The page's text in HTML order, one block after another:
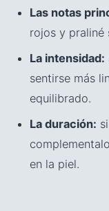
Las notas
rojos y praliné
La intensidad:
sentirse más
equilibrado.
La duración:
en la piel.